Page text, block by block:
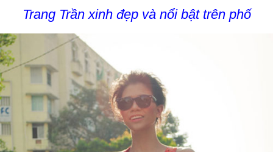
Trang Trần xinh đẹp và nổi bật trên phố